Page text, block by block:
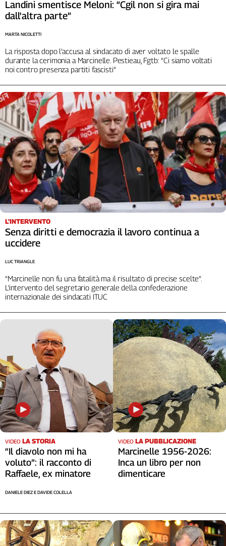
L'Italia
nel
Lavoro
Territori
Abruzzo-
Alto
Adige
Basilicata
Calabria
Campania
Emilia-
Romagna
Friuli
Venezia
Giulia
Liguria
Lombardia
Puglia
Sardegna
Toscana
Valle
D'Aosta
Veneto
Archivio
Storico
1955-
2014
Cerca
La
redazione
Landini smentisce Meloni: “Cgil non si gira mai
dall'altra parte”
La risposta dopo l’accusa al sindacato di aver voltato le spalle
durante la cerimonia a Marcinelle. Pestieau, Fgtb: “Ci siamo voltati
noi contro presenza partiti fascisti”
MARTA NICOLETTI
L'INTERVENTO
Senza diritti e democrazia il lavoro continua a
uccidere
“Marcinelle non fu una fatalità ma il risultato di precise scelte”.
L’intervento del segretario generale della confederazione
internazionale dei sindacati ITUC
LUC TRIANGLE
VIDEO LA STORIA
“Il diavolo non mi ha
voluto”: il racconto di
Raffaele, ex minatore
DANIELE DIEZ E DAVIDE COLELLA
VIDEO LA PUBBLICAZIONE
Marcinelle 1956-2026:
Inca un libro per non
dimenticare